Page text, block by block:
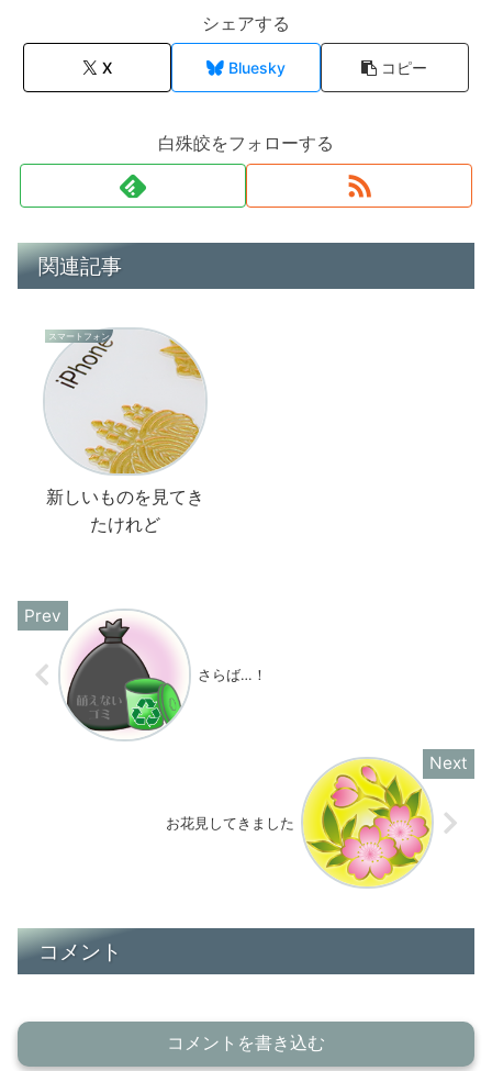
シェアする
X Bluesky コピー
白殊皎をフォローする
関連記事
スマートフォン
新しいものを見てき
たけれど
さらば…！
お花見してきました
コメント
コメントを書き込む